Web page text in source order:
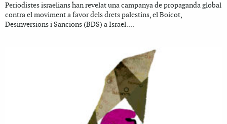
Periodistes israelians han revelat una campanya de propaganda global
contra el moviment a favor dels drets palestins, el Boicot,
Desinversions i Sancions (BDS) a Israel....